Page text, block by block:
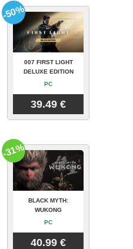
007 FIRST LIGHT
DELUXE EDITION
PC
39.49 €
-50%
BLACK MYTH:
WUKONG
PC
40.99 €
-31%